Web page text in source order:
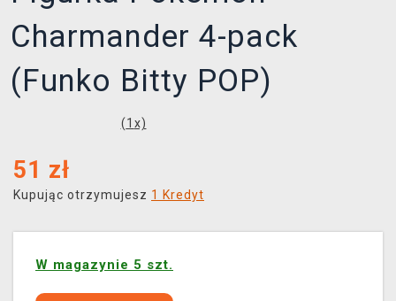
Charmander 4-pack
(Funko Bitty POP)
(1 x)
51 zł
Kupując otrzymujesz 1 Kredyt
W magazynie 5 szt.